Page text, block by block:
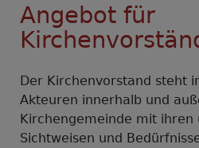
Angebot für
Der Kirchenvorstand steht
Akteuren innerhalb und
Kirchengemeinde mit ihren
Sichtweisen und